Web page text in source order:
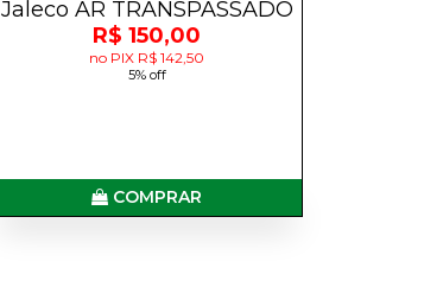
Jaleco AR TRANSPASSADO
R$ 150,00
no PIX R$ 142,50
5% off
COMPRAR